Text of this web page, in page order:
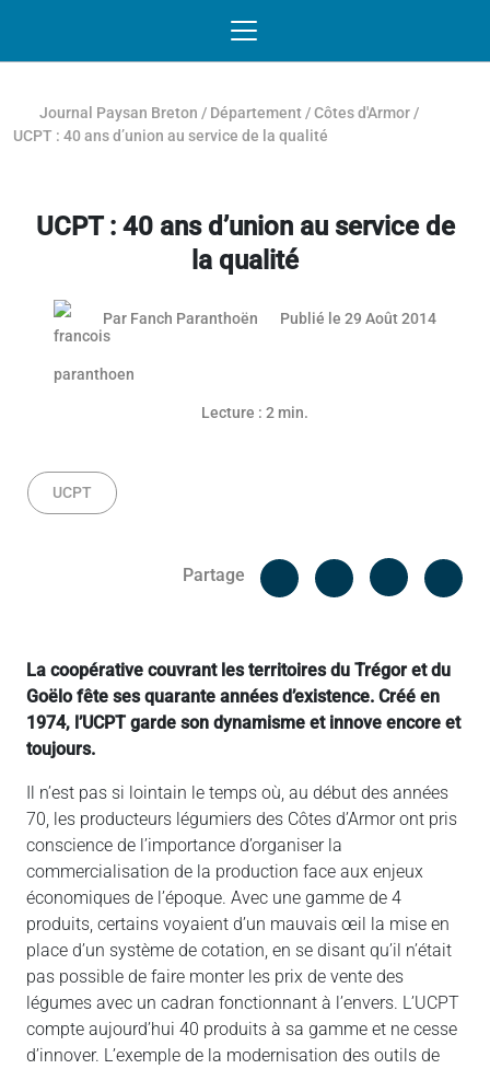
Journal Paysan Breton / Département /Côtes d'Armor /
UCPT : 40 ans d’union au service de la qualité
UCPT : 40 ans d’union au service de
la qualité
Par Fanch Paranthoën Publié le 29 Août 201403 mai
Lecture : 2 min.
UCPT
Partage
Facebook
La coopérative couvrant les territoires du Trégor et du
Goëlo fête ses quarante années d’existence. Créé en
1974, l’UCPT garde son dynamisme et innove encore et
toujours.
Il n’est pas si lointain le temps où, au début des années
70, les producteurs légumiers des Côtes d’Armor ont pris
conscience de l’importance d’organiser la
commercialisation de la production face aux enjeux
économiques de l’époque. Avec une gamme de 4
produits, certains voyaient d’un mauvais œil la mise en
place d’un système de cotation, en se disant qu’il n’était
pas possible de faire monter les prix de vente des
légumes avec un cadran fonctionnant à l’envers. L’UCPT
compte aujourd’hui 40 produits à sa gamme et ne cesse
d’innover. L’exemple de la modernisation des outils de